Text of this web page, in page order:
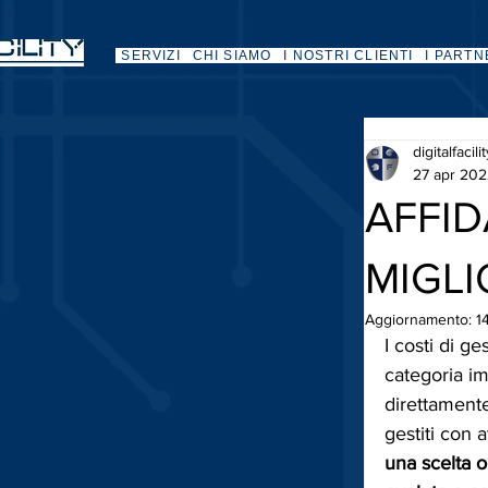
SERVIZI CHI SIAMO I NOSTRI CLIENTI I
27 apr
Aggiornamento:
I costi di
categoria
gestiti con
una scelta